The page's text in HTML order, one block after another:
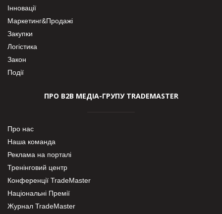
Інновації
Маркетинг&Продажі
Закупки
Логістика
Закон
Події
ПРО В2В МЕДІА-ГРУПУ TRADEMASTER
Про нас
Наша команда
Реклама на порталі
Тренінговий центр
Конференції TradeMaster
Національні Премії
Журнал TradeMaster